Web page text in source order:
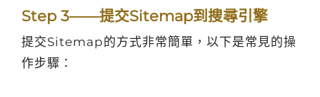
Step 3——提交Sitemap到搜尋引擎
提交Sitemap的方式非常簡單，以下是常見的操
作步驟：